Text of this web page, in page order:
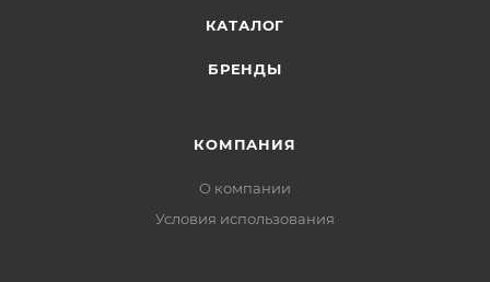
КАТАЛОГ
БРЕНДЫ
КОМПАНИЯ
О компании
Условия использования